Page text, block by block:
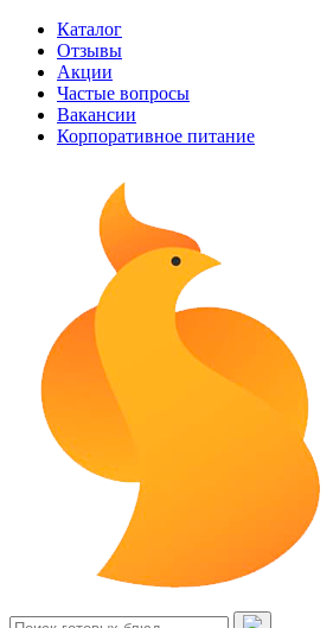
Каталог
Отзывы
Акции
Частые вопросы
Вакансии
Корпоративное питание